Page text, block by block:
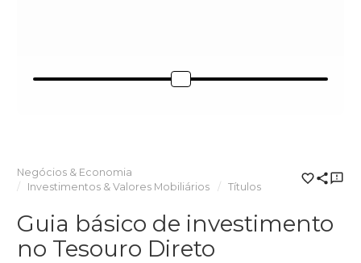
Negócios & Economia
Investimentos & Valores Mobiliários
Títulos
Guia básico de investimento
no Tesouro Direto